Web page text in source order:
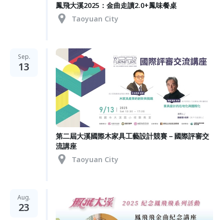
鳳飛大溪2025：金曲走讀2.0+鳳味餐桌
Taoyuan City
Sep.
13
第二屆大溪國際木家具工藝設計競賽－國際評審交
流講座
Taoyuan City
Aug.
23